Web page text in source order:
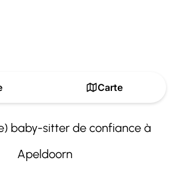
Carte
baby-sitter de confiance à
Apeldoorn